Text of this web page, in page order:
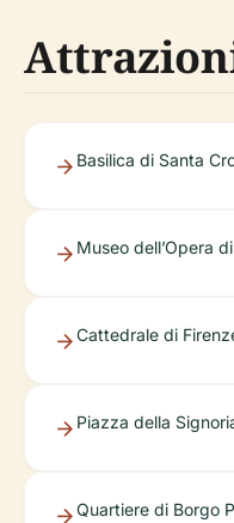
Basilica di Santa
Museo dell’Opera
Cattedrale di
Piazza della
Quartiere di Borgo